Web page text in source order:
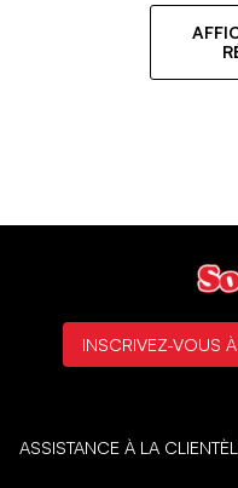
ASSISTANCE À LA
INSCRIVEZ-VOUS